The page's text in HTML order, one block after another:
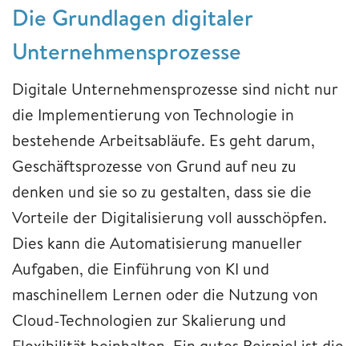
Die Grundlagen digitaler
Unternehmensprozesse
Digitale Unternehmensprozesse sind nicht nur
die Implementierung von Technologie in
bestehende Arbeitsabläufe. Es geht darum,
Geschäftsprozesse von Grund auf neu zu
denken und sie so zu gestalten, dass sie die
Vorteile der Digitalisierung voll ausschöpfen.
Dies kann die Automatisierung manueller
Aufgaben, die Einführung von KI und
maschinellem Lernen oder die Nutzung von
Cloud-Technologien zur Skalierung und